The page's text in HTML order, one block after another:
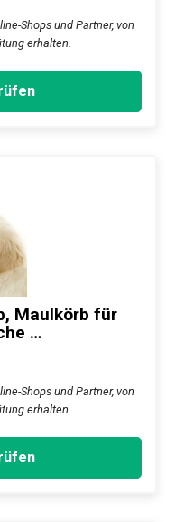
Shops und Partner, von
erhalten.
Maulkörb für
…
Shops und Partner, von
erhalten.